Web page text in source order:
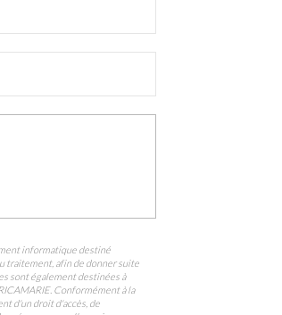
informatique destiné
traitement, afin de donner suite
sont également destinées à
Conformément à la
d'un droit d'accès, de